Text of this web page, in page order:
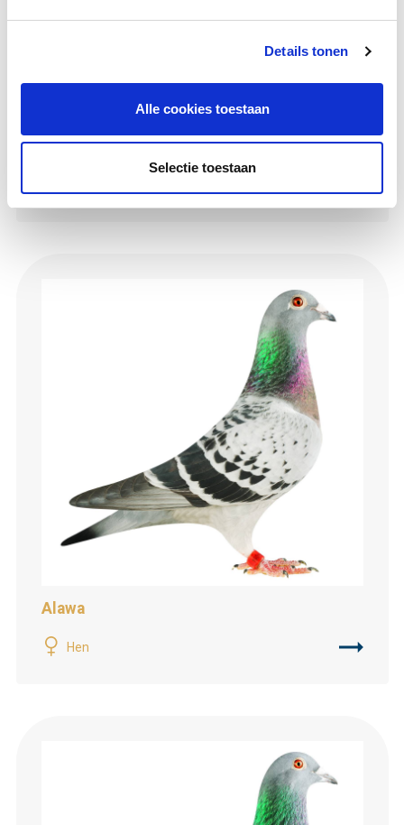
Details tonen
Alle cookies toestaan
Selectie toestaan
Ainsley
Alawa
Hen